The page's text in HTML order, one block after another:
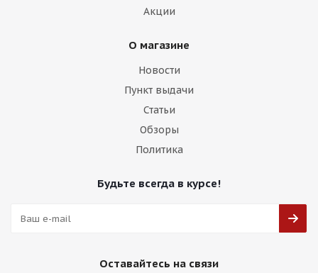
Акции
О магазине
Новости
Пункт выдачи
Статьи
Обзоры
Политика
Будьте всегда в курсе!
Оставайтесь на связи